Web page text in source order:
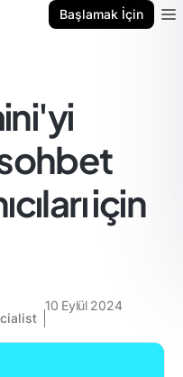
Başlamak İçin
için
10 Eylül 2024